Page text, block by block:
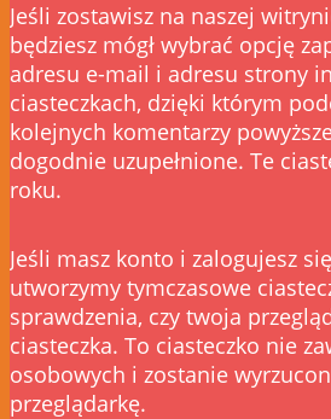
Jeśli zostawisz na naszej
będziesz mógł wybrać opcję
adresu e-mail i adresu strony
ciasteczkach, dzięki którym
kolejnych komentarzy
dogodnie uzupełnione. Te
roku.
Jeśli masz konto i zalogujesz
utworzymy tymczasowe
sprawdzenia, czy twoja
ciasteczka. To ciasteczko nie
osobowych i zostanie
przeglądarkę.